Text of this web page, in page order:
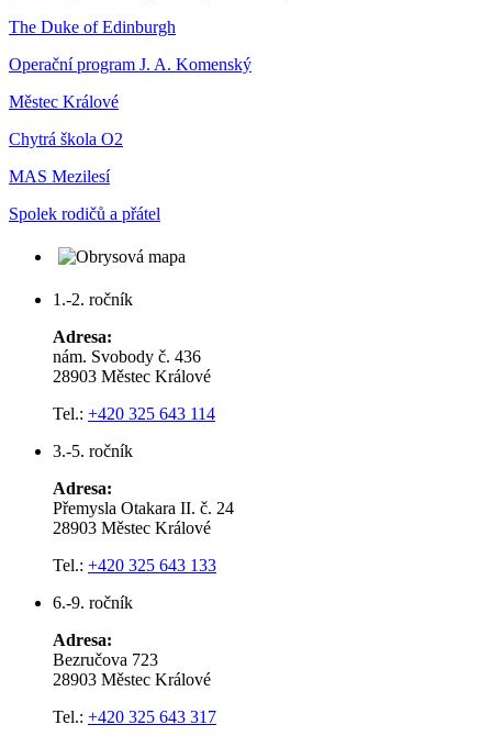
The Duke of Edinburgh
Operační program J. A. Komenský
Městec Králové
Chytrá škola O2
MAS Mezilesí
Spolek rodičů a přátel
1.-2. ročník
Adresa:
nám. Svobody č. 436
28903 Městec Králové
Tel.: +420 325 643 114
3.-5. ročník
Adresa:
Přemysla Otakara II. č. 24
28903 Městec Králové
Tel.: +420 325 643 133
6.-9. ročník
Adresa:
Bezručova 723
28903 Městec Králové
Tel.: +420 325 643 317